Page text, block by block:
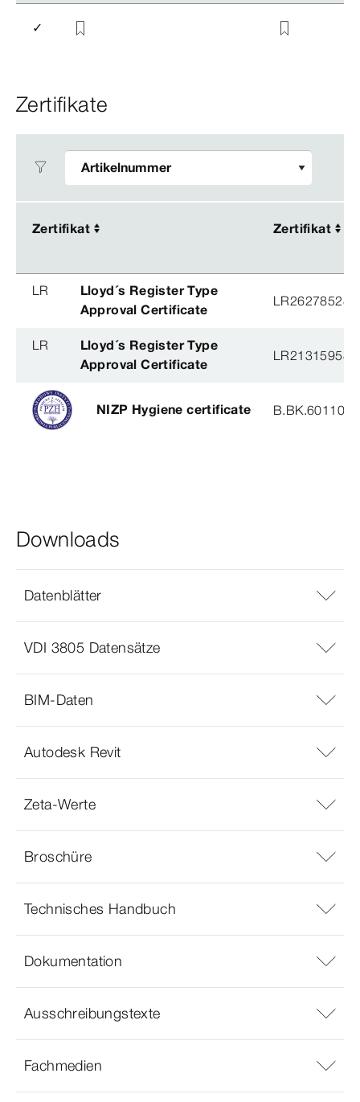
✓
Zertifikate
Zertifikat Zertifikat
Zertifikat Zertifikat
LR
Lloyd´s Register Type
Approval Certificate
LR
Lloyd´s Register Type
Approval Certificate
NIZP Hygiene certificate
Downloads
Datenblätter
VDI 3805 Datensätze
BIM-Daten
Autodesk Revit
Zeta-Werte
Broschüre
Technisches Handbuch
Dokumentation
Ausschreibungstexte
Fachmedien